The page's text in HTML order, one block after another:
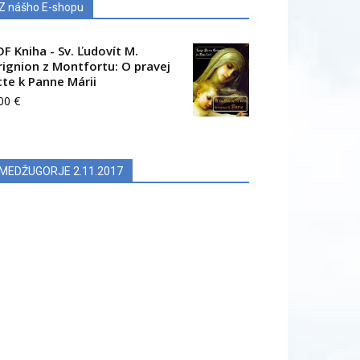
Z nášho E-shopu
Kniha - Sv. Ľudovít M.
z Montfortu: O pravej
k Panne Márii
€
MEDŽUGORJE 2.11.2017